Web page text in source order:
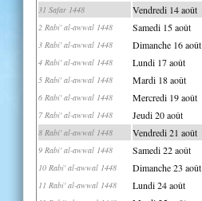
31 Safar 1448 Vendredi 14 août
2 Rabi' al-awwal 1448 Samedi 15 août
3 Rabi' al-awwal 1448 Dimanche 16 août
4 Rabi' al-awwal 1448 Lundi 17 août
5 Rabi' al-awwal 1448 Mardi 18 août
6 Rabi' al-awwal 1448 Mercredi 19 août
7 Rabi' al-awwal 1448 Jeudi 20 août
8 Rabi' al-awwal 1448 Vendredi 21 août
9 Rabi' al-awwal 1448 Samedi 22 août
10 Rabi' al-awwal 1448 Dimanche 23 août
11 Rabi' al-awwal 1448 Lundi 24 août